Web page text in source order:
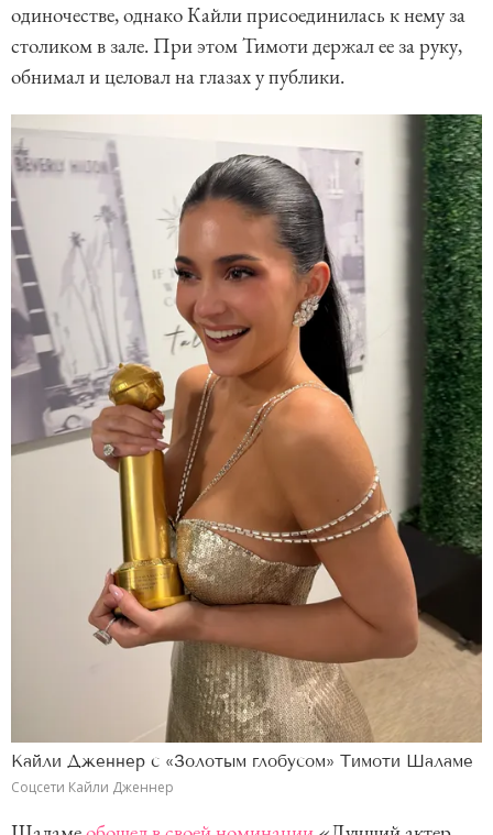
одиночестве, однако Кайли присоединилась к нему за
столиком в зале. При этом Тимоти держал ее за руку,
обнимал и целовал на глазах у публики.
Кайли Дженнер с «Золотым глобусом» Тимоти Шаламе
Соцсети Кайли Дженнер